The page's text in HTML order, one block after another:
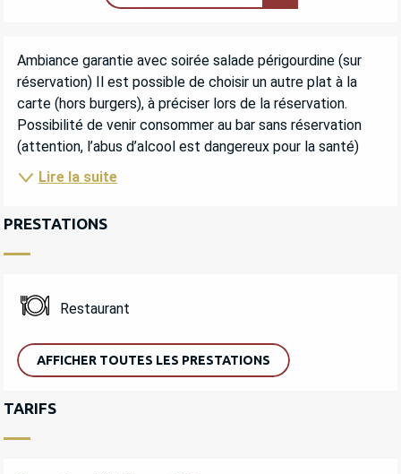
DESCRIPTION
Ambiance garantie avec soirée salade périgourdine (sur
réservation) Il est possible de choisir un autre plat à la
carte (hors burgers), à préciser lors de la réservation.
Possibilité de venir consommer au bar sans réservation
(attention, l’abus d’alcool est dangereux pour la santé)
Lire la suite
PRESTATIONS
Restaurant
AFFICHER TOUTES LES PRESTATIONS
TARIFS